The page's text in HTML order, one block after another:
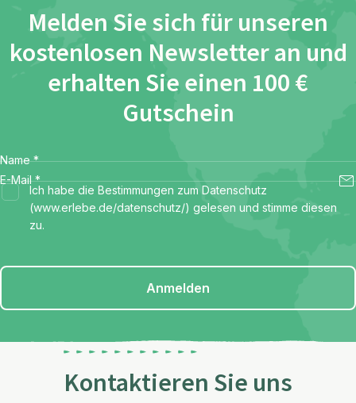
Melden Sie sich für unseren
kostenlosen Newsletter an und
erhalten Sie einen 100 €
Gutschein
Name *
E-Mail *
Ich habe die Bestimmungen zum Datenschutz
(www.erlebe.de/datenschutz/) gelesen und stimme diesen
zu.
Anmelden
Kontaktieren Sie uns